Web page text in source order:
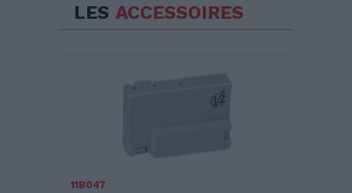
LES ACCESSOIRES
11B047